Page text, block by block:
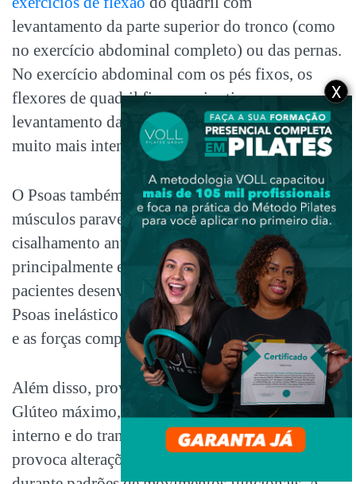
levantamento da parte superior do tronco (como
no exercício abdominal completo) ou das pernas.
No exercício abdominal com os pés fixos, os
flexores de quadril ficam mais ativos e o
levantamento das duas pernas, resulta atividade
muito mais intensa no ililopsoas.
O Psoas também atua sinergicamente com os
músculos paravertebrais e cria uma força de
cisalhamento anterior na região lombar,
principalmente em L4 e L5.. Não é incomum que
pacientes desenvolvam rigidez neste músculo. O
Psoas inelástico aumenta a força de cisalhamento
e as forças compressivas na junção de L4 e L5.
Além disso, provoca inibição recíproca do
Glúteo máximo, dos multifidios, do obliquo
interno e do transverso do abdômen. Isso
provoca alterações do mecanismo extensor
X